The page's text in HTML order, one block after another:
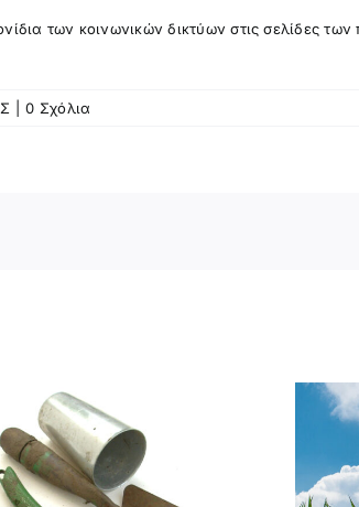
των κοινωνικών δικτύων στις σελίδες
0 Σχόλια
ΟΙ ΓΕΝΕΤΙΚΑ